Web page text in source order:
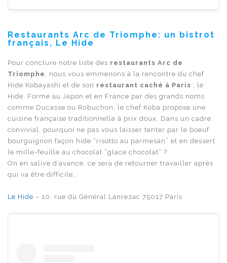
Restaurants Arc de Triomphe : un bistrot
français, Le Hide
Pour conclure notre liste des restaurants Arc de
Triomphe , nous vous emmenons à la rencontre du chef
Hide Kobayashi et de son restaurant caché à Paris : le
Hide. Formé au Japon et en France par des grands noms
comme Ducasse ou Robuchon, le chef Koba propose une
cuisine française traditionnelle à prix doux. Dans un cadre
convivial, pourquoi ne pas vous laisser tenter par le boeuf
bourguignon façon hide “risotto au parmesan” et en dessert
le mille-feuille au chocolat “glace chocolat” ?
On en salive d’avance, ce sera de retourner travailler après
qui va être difficile…
Le Hide – 10, rue du Général Lanrezac 75017 Paris